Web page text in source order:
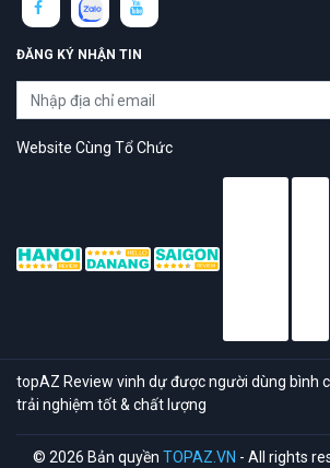
ĐĂNG KÝ NHẬN TIN
Website Cùng Tổ Chức
topAZ Review vinh dự được người dùng bình
trải nghiệm tốt & chất lượng